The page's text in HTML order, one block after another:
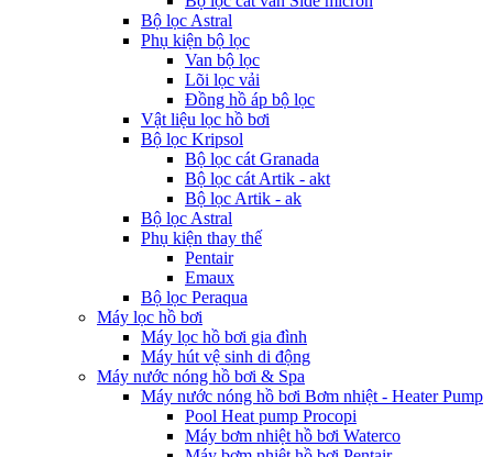
Bộ lọc Astral
Phụ kiện bộ lọc
Van bộ lọc
Lõi lọc vải
Đồng hồ áp bộ lọc
Vật liệu lọc hồ bơi
Bộ lọc Kripsol
Bộ lọc cát Granada
Bộ lọc cát Artik - akt
Bộ lọc Artik - ak
Bộ lọc Astral
Phụ kiện thay thế
Pentair
Emaux
Bộ lọc Peraqua
Máy lọc hồ bơi
Máy lọc hồ bơi gia đình
Máy hút vệ sinh di động
Máy nước nóng hồ bơi & Spa
Máy nước nóng hồ bơi Bơm nhiệt - Heater Pump
Pool Heat pump Procopi
Máy bơm nhiệt hồ bơi Waterco